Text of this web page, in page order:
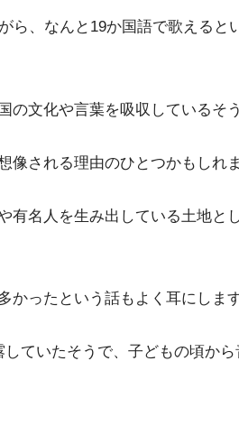
ら、なんと19か国語で歌えると
文化や言葉を吸収しているそう
される理由のひとつかもしれま
有名人を生み出している土地と
ったという話もよく耳にします
ていたそうで、子どもの頃か